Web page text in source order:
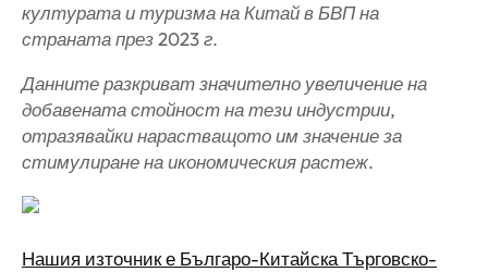
културата и туризма на Китай в БВП на
страната през 2023 г.
Данните разкриват значително увеличение на
добавената стойност на тези индустрии,
отразявайки нарастващото им значение за
стимулиране на икономическия растеж.
Нашия източник е Българо-Китайска Търговско-